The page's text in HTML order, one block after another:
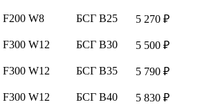
W8 БСГ В25
5 270 ₽
W12 БСГ В30
5 500 ₽
W12 БСГ В35
5 790 ₽
W12 БСГ В40
5 830 ₽